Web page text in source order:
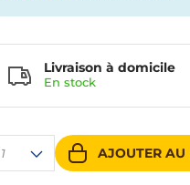
1 AJOUTER AU
Livraison à domicile
En stock